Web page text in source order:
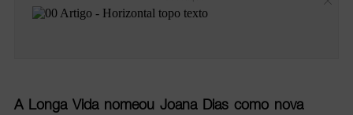
A Longa Vida nomeou Joana Dias como nova